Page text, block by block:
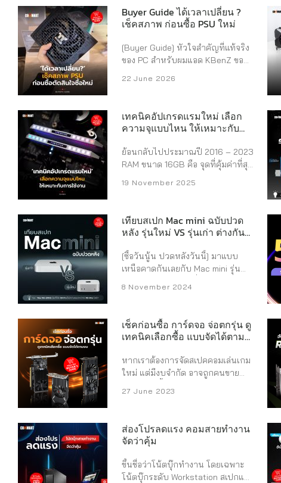
Buyer Guide ได้เวลาเปลี่ยน ?
เช็คสภาพ ก่อนซื้อ PSU ใหม่
[Buyer Guide] หัวใจสำคัญที่แท้จริง
ของ PC สำหรับผมแอด KBenZ ขอบ
ไฟบ้านให้จ่ายไฟในเครื่อง PC ของ
เราได้นั้นเอง อีกทั้งเป็นอุปกรณ์ที่หาก
เลือกใช้ผิดสเปก หรือไม่สนใจ
“สัญญาณ” อันตรายจากตัว PSU ก็
เตรียมบอกลา PC ทั้งชุดของเราได้เลย
(ลาก RAM ไปด้วยคือหนังชีวิตแน่) วัน
นี้เรามี Buyer Guide มาแนะนำวิธีเช็ค
เหตุการณ์ที่ผมเจอเองเมื่อปีที่แล้ว ใน
ตอนที่ประกอบ PC ครั้งแรง ตอนนั้น
เลือกจัดสเปก Intel Core i9-14900K
+ DDR5 32GB ...
22 June 2026
เทคนิคอัปเกรดแรมใหม่ เลือก
ความจุแบบไหน ให้เหมาะกับ
ย้อนกลับไปประมาณปี 2016 – 2023
RAM ขนาด 16GB คือ จุดที่คุ้มค่าที่สุด
ปัจจัยที่ทำให้ 16GB ไม่พอ เกมยุค
ใหม่ เกม AAA ใหม่ๆ โดยเฉพาะที่
สร้างบน Unreal Engine 5 ต้องการ
RAM มากขึ้น โปรแกรมพื้นหลัง แค่
เปิดเครื่อง ก็ต้องรันทั้ง Windows 11,
Discord, Chrome, Spotify และโปร
แกรมอื่นๆ ที่อาจกิน RAM ไปแล้ว 6-
19 November 2025
เทียบสเปก Mac mini ฉบับปวด
หลัง รุ่นใหม่ VS รุ่นเก่า ต่างกันยัง
[ซื้อวันนู้น ปวดหลังวันนี้] มาแบบ
เหนือคาดกันเลยกับ Mac mini รุ่น
กว่าเดิมมาก แต่ประสิทธิภาพไม่ลด
ตาม ในราคาเริ่มต้นเท่ากับรุ่นก่อนที่
20,900 บาทเช่นเคย สำหรับใครที่
อยากรู้ว่า Mac mini (2024) มีความ
ต่างกับรุ่นก่อนอย่าง Mac mini
(2023) มากน้อยแค่ไหน ลองมาดู
ตารางเปรียบเทียบนี้ได้ …หวังว่าดู
ความแตกต่างหลัก ๆ ของ Mac mini
(2024) กับ Mac mini (2023)
นอกจากตัวชิป Apple M4 แล้ว ก็ยังมี
ส่วนแรมที่ใส่ได้สูงสุด ...
8 November 2024
เช็คก่อนซื้อ การ์ดจอ จ่อตกรุ่น ดู
เทคนิคเลือกซื้อ แบบจัดได้ตาม
หากเราต้องการจัดสเปคคอมเล่นเกม
ใหม่ แต่มีงบจำกัด อาจถูกคนขาย
27 June 2023
ส่องโปรลดแรง คอมสายทำงาน
จัดว่าคุ้ม
ขึ้นชื่อว่าโน้ตบุ๊กทำงาน โดยเฉพาะ
โน้ตบุ๊กระดับ Workstation สเปกและ